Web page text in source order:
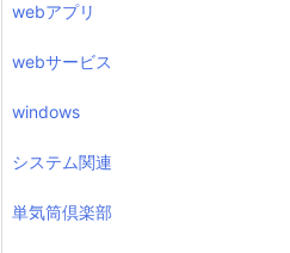
webアプリ
webサービス
windows
システム関連
単気筒倶楽部